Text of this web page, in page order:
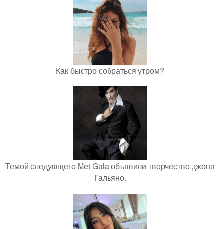
Как быстро собраться утром?
Темой следующего Met Gala объявили творчество джона
Гальяно.